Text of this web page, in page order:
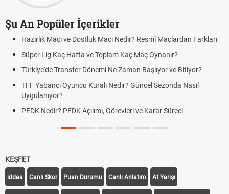
Şu An Popüler İçerikler
Hazırlık Maçı ve Dostluk Maçı Nedir? Resmî Maçlardan Farkları
Süper Lig Kaç Hafta ve Toplam Kaç Maç Oynanır?
Türkiye'de Transfer Dönemi Ne Zaman Başlıyor ve Bitiyor?
TFF Yabancı Oyuncu Kuralı Nedir? Güncel Sezonda Nasıl
Uygulanıyor?
PFDK Nedir? PFDK Açılımı, Görevleri ve Karar Süreci
KEŞFET
iddaa Canlı Skor Puan Durumu Canlı Anlatım At Yarışı